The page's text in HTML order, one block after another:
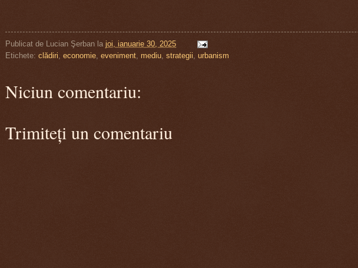
Publicat de Lucian Şerban la joi, ianuarie 30, 2025
Etichete: clădiri economie eveniment mediu strategii urbanism
Niciun comentariu:
Trimiteți un comentariu